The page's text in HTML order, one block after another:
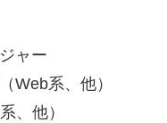
ャー
Web系、他）
、他）